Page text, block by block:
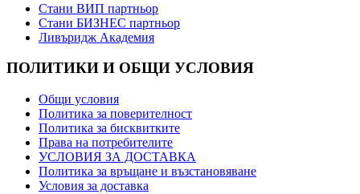
Стани ВИП партньор
Стани БИЗНЕС партньор
Ливъридж Академия
ПОЛИТИКИ И ОБЩИ УСЛОВИЯ
Общи условия
Политика за поверителност
Политика за бисквитките
Права на потребителите
УСЛОВИЯ ЗА ДОСТАВКА
Политика за връщане и възстановяване
Условия за доставка